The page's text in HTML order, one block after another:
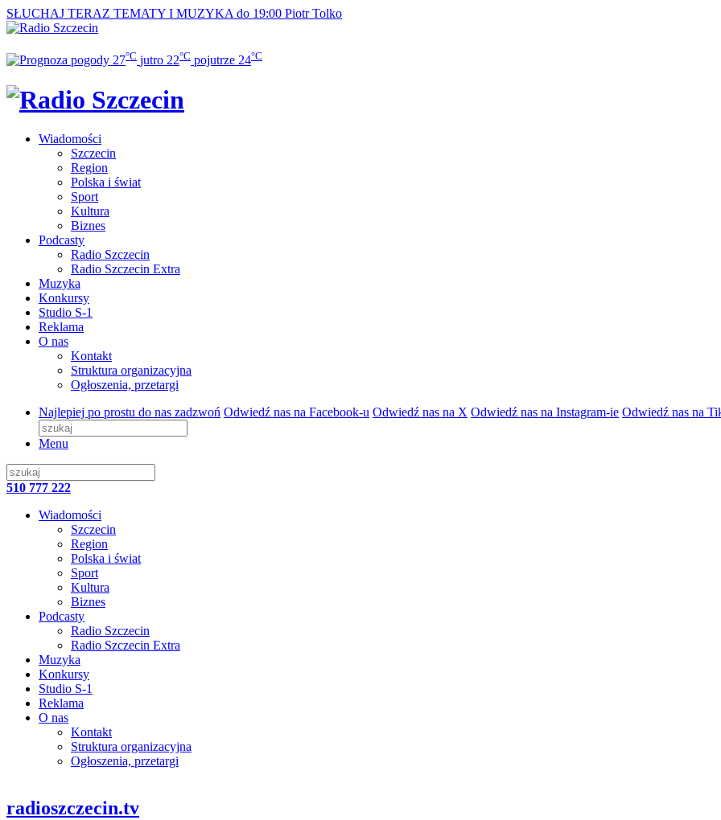
SŁUCHAJ TERAZ TEMATY I MUZYKA do 19:00 Piotr Tolko
27°C jutro 22°C pojutrze 24°C
Wiadomości
Szczecin
Region
Polska i świat
Sport
Kultura
Biznes
Podcasty
Radio Szczecin
Radio Szczecin Extra
Muzyka
Konkursy
Studio S-1
Reklama
O nas
Kontakt
Struktura organizacyjna
Ogłoszenia, przetargi
Najlepiej po prostu do nas zadzwoń Odwiedź nas na Facebook-u Odwiedź nas na X Odwiedź nas na Instagram-ie Odwiedź nas na
Menu
510 777 222
Wiadomości
Szczecin
Region
Polska i świat
Sport
Kultura
Biznes
Podcasty
Radio Szczecin
Radio Szczecin Extra
Muzyka
Konkursy
Studio S-1
Reklama
O nas
Kontakt
Struktura organizacyjna
Ogłoszenia, przetargi
radioszczecin.tv